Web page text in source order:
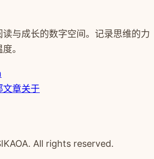
与成长的数字空间。记录思维的力
。
文章关于
All rights reserved.